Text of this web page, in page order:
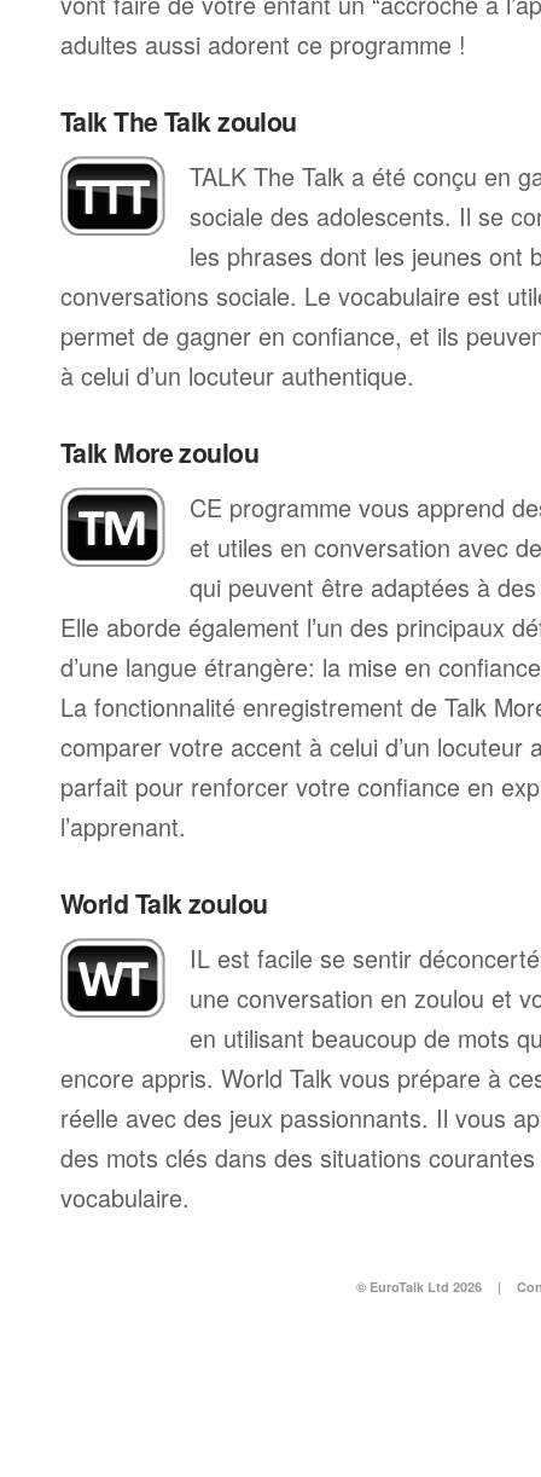
adultes aussi adorent ce programme !
Talk The Talk zoulou
TALK The Talk a été conçu en
sociale des adolescents. Il se
les phrases dont les jeunes ont
conversations sociale. Le vocabulaire est
permet de gagner en confiance, et ils
à celui d’un locuteur authentique.
Talk More zoulou
CE programme vous apprend
et utiles en conversation avec
qui peuvent être adaptées à
Elle aborde également l’un des principaux
d’une langue étrangère: la mise en
La fonctionnalité enregistrement de Talk
comparer votre accent à celui d’un locuteur
parfait pour renforcer votre confiance en
l’apprenant.
World Talk zoulou
IL est facile se sentir
une conversation en zoulou et
en utilisant beaucoup de mots
encore appris. World Talk vous prépare à
réelle avec des jeux passionnants. Il vous
des mots clés dans des situations
vocabulaire.
© EuroTalk Ltd 2026 |